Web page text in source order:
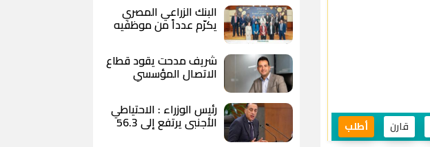
قارن أطلب
البنك الزراعي المصري
يكرّم عدداً من موظفيه
المتميزين لتحقيق ارقام
استثنائية في القروض
الشخصية خلال الربع الأول
من 2026
شريف مدحت يقود قطاع
الاتصال المؤسسي
بالمصرف المتحد بخبرة
تمتد لأكثر من 18 عاماً
رئيس الوزراء : الاحتياطي
الأجنبي يرتفع إلى 56.3
مليار دولار بنهاية يوليو